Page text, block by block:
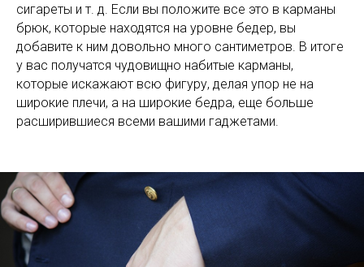
сигареты и т. д. Если вы положите все это в карманы
брюк, которые находятся на уровне бедер, вы
добавите к ним довольно много сантиметров. В итоге
у вас получатся чудовищно набитые карманы,
которые искажают всю фигуру, делая упор не на
широкие плечи, а на широкие бедра, еще больше
расширившиеся всеми вашими гаджетами.